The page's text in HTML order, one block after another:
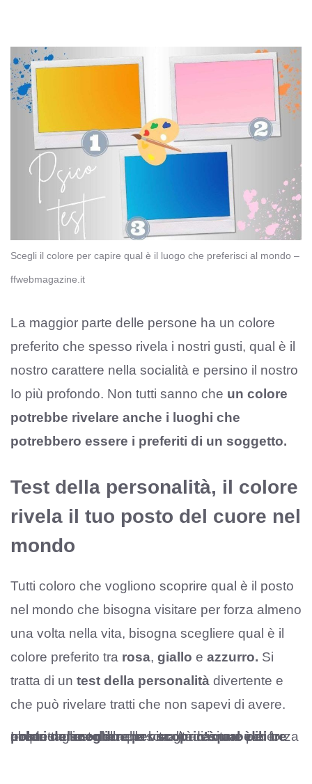
Scegli il colore per capire qual è il luogo che preferisci al mondo –
ffwebmagazine.it
La maggior parte delle persone ha un colore
preferito che spesso rivela i nostri gusti, qual è il
nostro carattere nella socialità e persino il nostro
Io più profondo. Non tutti sanno che un colore
potrebbe rivelare anche i luoghi che
potrebbero essere i preferiti di un soggetto.
Test della personalità, il colore
rivela il tuo posto del cuore nel
mondo
Tutti coloro che vogliono scoprire qual è il posto
nel mondo che bisogna visitare per forza almeno
una volta nella vita, bisogna scegliere qual è il
colore preferito tra rosa, giallo e azzurro. Si
tratta di un test della personalità divertente e
che può rivelare tratti che non sapevi di avere.
In questo test della personalità
c’è uno dei tre colori da scegliere per scoprire qual è il posto nel mondo
che bisogna visitare per forza almeno una volta nella vita. Andiamo a vedere nel dettaglio.